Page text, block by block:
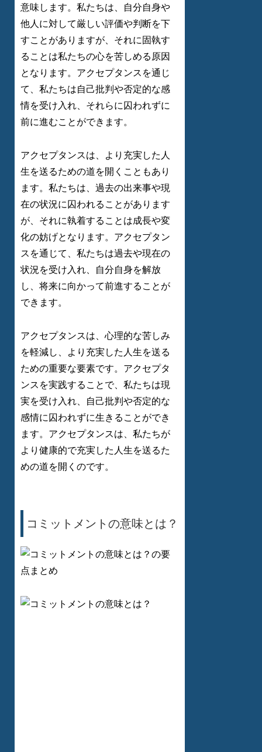
意味します。私たちは、自分自身や
他人に対して厳しい評価や判断を下
すことがありますが、それに固執す
ることは私たちの心を苦しめる原因
となります。アクセプタンスを通じ
て、私たちは自己批判や否定的な感
情を受け入れ、それらに囚われずに
前に進むことができます。
アクセプタンスは、より充実した人
生を送るための道を開くこともあり
ます。私たちは、過去の出来事や現
在の状況に囚われることがあります
が、それに執着することは成長や変
化の妨げとなります。アクセプタン
スを通じて、私たちは過去や現在の
状況を受け入れ、自分自身を解放
し、将来に向かって前進することが
できます。
アクセプタンスは、心理的な苦しみ
を軽減し、より充実した人生を送る
ための重要な要素です。アクセプタ
ンスを実践することで、私たちは現
実を受け入れ、自己批判や否定的な
感情に囚われずに生きることができ
ます。アクセプタンスは、私たちが
より健康的で充実した人生を送るた
めの道を開くのです。
コミットメントの意味とは？